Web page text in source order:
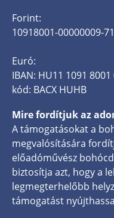
Forint:
10918001-00000009-
Euró:
IBAN: HU11 1091
kód: BACX HUHB
Mire fordítjuk az
A támogatásokat a
megvalósítására
előadóművész
biztosítja azt, hogy a
legmegterhelőbb
támogatást